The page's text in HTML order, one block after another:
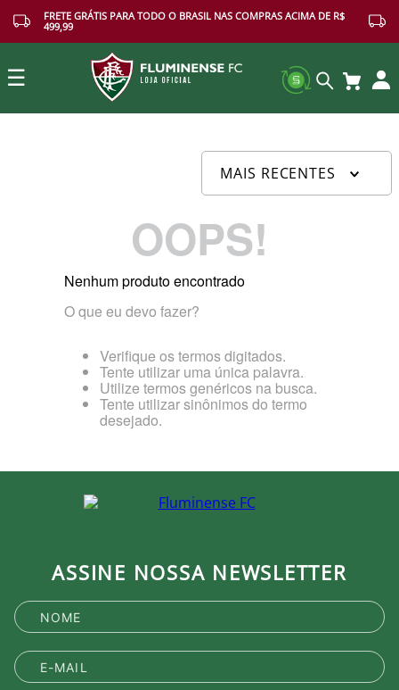
FRETE GRÁTIS PARA TODO O BRASIL NAS COMPRAS ACIMA DE R$
499,99
☰
MAIS RECENTES
OOPS!
Nenhum produto encontrado
O que eu devo fazer?
Verifique os termos digitados.
Tente utilizar uma única palavra.
Utilize termos genéricos na busca.
Tente utilizar sinônimos do termo
desejado.
ASSINE NOSSA NEWSLETTER